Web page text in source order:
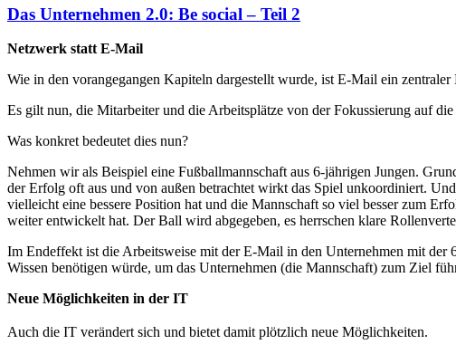
Das Unternehmen 2.0: Be social – Teil 2
Netzwerk statt E-Mail
Wie in den vorangegangen Kapiteln dargestellt wurde, ist E-Mail ein
Es gilt nun, die Mitarbeiter und die Arbeitsplätze von der Fokussierung auf
Was konkret bedeutet dies nun?
Nehmen wir als Beispiel eine Fußballmannschaft aus 6-jährigen Jungen.
der Erfolg oft aus und von außen betrachtet wirkt das Spiel unkoordiniert.
vielleicht eine bessere Position hat und die Mannschaft so viel besser zum
weiter entwickelt hat. Der Ball wird abgegeben, es herrschen klare
Im Endeffekt ist die Arbeitsweise mit der E-Mail in den Unternehmen mit
Wissen benötigen würde, um das Unternehmen (die Mannschaft) zum Ziel
Neue Möglichkeiten in der IT
Auch die IT verändert sich und bietet damit plötzlich neue Möglichkeiten.